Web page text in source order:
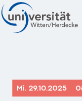
Mi. 29.10.2025